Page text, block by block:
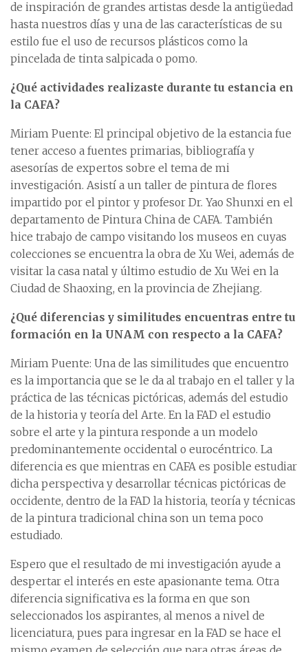
de inspiración de grandes artistas desde la antigüedad
hasta nuestros días y una de las características de su
estilo fue el uso de recursos plásticos como la
pincelada de tinta salpicada o pomo.
¿Qué actividades realizaste durante tu estancia en
la CAFA?
Miriam Puente: El principal objetivo de la estancia fue
tener acceso a fuentes primarias, bibliografía y
asesorías de expertos sobre el tema de mi
investigación. Asistí a un taller de pintura de flores
impartido por el pintor y profesor Dr. Yao Shunxi en el
departamento de Pintura China de CAFA. También
hice trabajo de campo visitando los museos en cuyas
colecciones se encuentra la obra de Xu Wei, además de
visitar la casa natal y último estudio de Xu Wei en la
Ciudad de Shaoxing, en la provincia de Zhejiang.
¿Qué diferencias y similitudes encuentras entre tu
formación en la UNAM con respecto a la CAFA?
Miriam Puente: Una de las similitudes que encuentro
es la importancia que se le da al trabajo en el taller y la
práctica de las técnicas pictóricas, además del estudio
de la historia y teoría del Arte. En la FAD el estudio
sobre el arte y la pintura responde a un modelo
predominantemente occidental o eurocéntrico. La
diferencia es que mientras en CAFA es posible estudiar
dicha perspectiva y desarrollar técnicas pictóricas de
occidente, dentro de la FAD la historia, teoría y técnicas
de la pintura tradicional china son un tema poco
estudiado.
Espero que el resultado de mi investigación ayude a
despertar el interés en este apasionante tema. Otra
diferencia significativa es la forma en que son
seleccionados los aspirantes, al menos a nivel de
licenciatura, pues para ingresar en la FAD se hace el